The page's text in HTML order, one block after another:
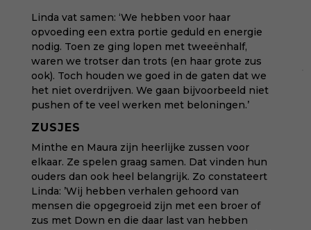
Linda vat samen: ‘We hebben voor haar
opvoeding een extra portie geduld en energie
nodig. Toen ze ging lopen met tweeënhalf,
waren we trotser dan trots (en haar grote zus
ook). Toch houden we goed in de gaten dat we
het niet overdrijven. We gaan bijvoorbeeld niet
pushen of te veel werken met beloningen.’
ZUSJES
Minthe en Maura zijn heerlijke zussen voor
elkaar. Ze spelen graag samen. Dat vinden hun
ouders dan ook heel belangrijk. Zo constateert
Linda: ’Wij hebben verhalen gehoord van
mensen die opgegroeid zijn met een broer of
zus met Down en die daar last van hebben